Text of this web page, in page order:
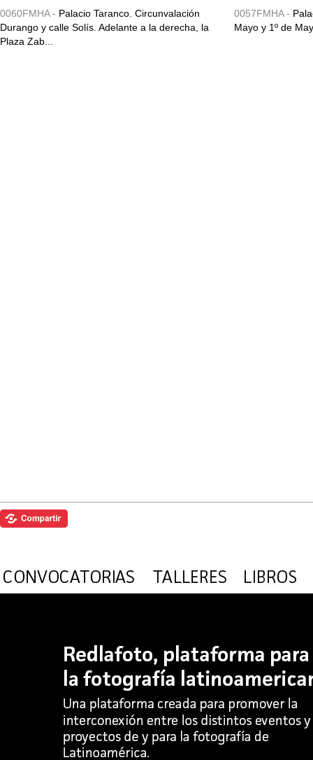
0060FMHA - Palacio Taranco. Circunvalación
Durango y calle Solís. Adelante a la derecha, la
Plaza Zab...
0057FMHA -
Mayo y 1º de